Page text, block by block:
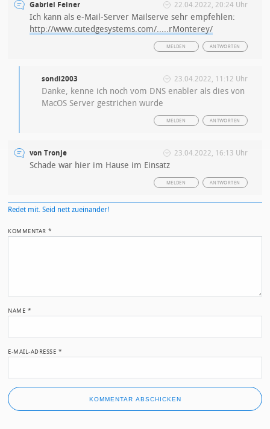
Gabriel Feiner 22.04.2022, 20:24 Uhr
Ich kann als e-Mail-Server Mailserve sehr empfehlen:
http://www.cutedgesystems.com/.....rMonterey/
ANTWORTEN
MELDEN
sondi2003 23.04.2022, 11:12 Uhr
Danke, kenne ich noch vom DNS enabler als dies von
MacOS Server gestrichen wurde
ANTWORTEN
MELDEN
von Tronje 23.04.2022, 16:13 Uhr
Schade war hier im Hause im Einsatz
ANTWORTEN
MELDEN
Redet mit. Seid nett zueinander!
KOMMENTAR*
NAME *
E-MAIL-ADRESSE *